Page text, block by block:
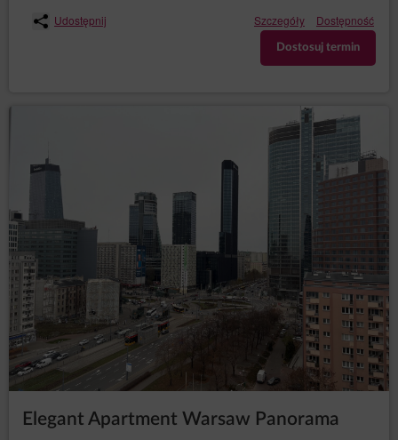
Udostępnij Szczegóły Dostępność
Dostosuj termin
Elegant Apartment Warsaw Panorama